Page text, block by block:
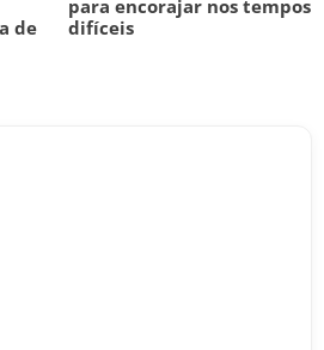
de
para encorajar nos tempos
difíceis